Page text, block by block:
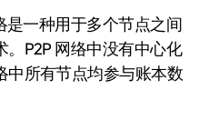
是一种用于多个节点之间
P2P 网络中没有中心化
中所有节点均参与账本数